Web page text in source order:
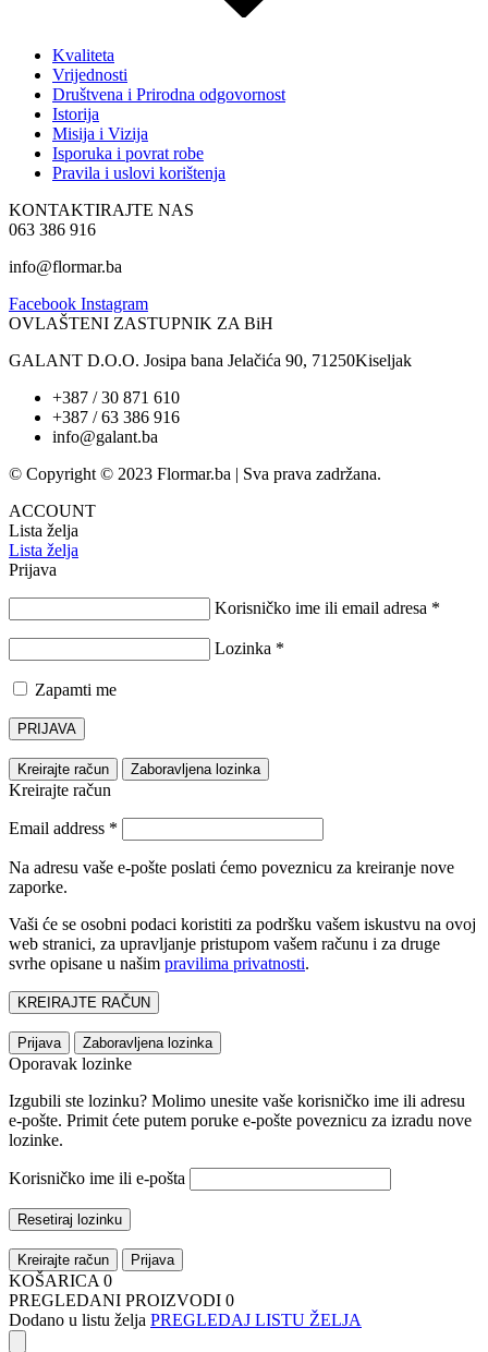
Kvaliteta
Vrijednosti
Društvena i Prirodna odgovornost
Istorija
Misija i Vizija
Isporuka i povrat robe
Pravila i uslovi korištenja
KONTAKTIRAJTE NAS
063 386 916
info@flormar.ba
Facebook Instagram
OVLAŠTENI ZASTUPNIK ZA BiH
GALANT D.O.O. Josipa bana Jelačića 90, 71250Kiseljak
+387 / 30 871 610
+387 / 63 386 916
info@galant.ba
© Copyright © 2023 Flormar.ba | Sva prava zadržana.
ACCOUNT
Lista želja
Lista želja
Prijava
Korisničko ime ili email adresa *
Lozinka *
Zapamti me
PRIJAVA
Kreirajte račun Zaboravljena lozinka
Kreirajte račun
Email address *
Na adresu vaše e-pošte poslati ćemo poveznicu za kreiranje nove
zaporke.
Vaši će se osobni podaci koristiti za podršku vašem iskustvu na ovoj
web stranici, za upravljanje pristupom vašem računu i za druge
svrhe opisane u našim pravilima privatnosti.
KREIRAJTE RAČUN
Prijava Zaboravljena lozinka
Oporavak lozinke
Izgubili ste lozinku? Molimo unesite vaše korisničko ime ili adresu
e-pošte. Primit ćete putem poruke e-pošte poveznicu za izradu nove
lozinke.
Korisničko ime ili e-pošta
Resetiraj lozinku
Kreirajte račun Prijava
KOŠARICA 0
PREGLEDANI PROIZVODI 0
Dodano u listu želja PREGLEDAJ LISTU ŽELJA